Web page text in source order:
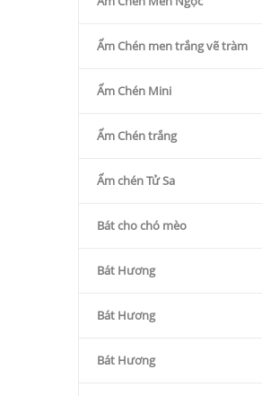
Ấm Chén men trắng vẽ tràm
Ấm Chén Mini
Ấm Chén trắng
Ấm chén Tử Sa
Bát cho chó mèo
Bát Hương
Bát Hương
Bát Hương